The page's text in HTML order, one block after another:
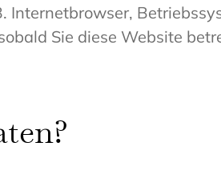
Internetbrowser,
Sie diese Website